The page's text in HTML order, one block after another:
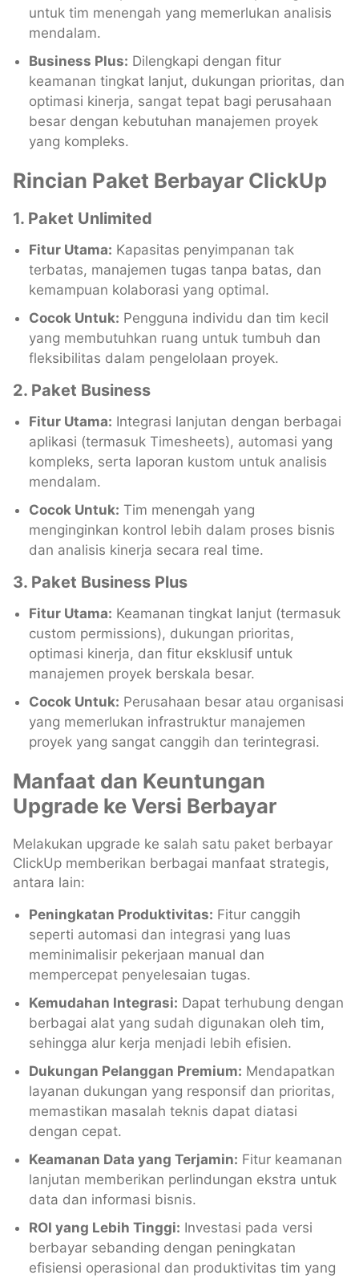
untuk tim menengah yang memerlukan analisis
mendalam.
Business Plus: Dilengkapi dengan fitur
keamanan tingkat lanjut, dukungan prioritas, dan
optimasi kinerja, sangat tepat bagi perusahaan
besar dengan kebutuhan manajemen proyek
yang kompleks.
Rincian Paket Berbayar ClickUp
1. Paket Unlimited
Fitur Utama: Kapasitas penyimpanan tak
terbatas, manajemen tugas tanpa batas, dan
kemampuan kolaborasi yang optimal.
Cocok Untuk: Pengguna individu dan tim kecil
yang membutuhkan ruang untuk tumbuh dan
fleksibilitas dalam pengelolaan proyek.
2. Paket Business
Fitur Utama: Integrasi lanjutan dengan berbagai
aplikasi (termasuk Timesheets), automasi yang
kompleks, serta laporan kustom untuk analisis
mendalam.
Cocok Untuk: Tim menengah yang
menginginkan kontrol lebih dalam proses bisnis
dan analisis kinerja secara real time.
3. Paket Business Plus
Fitur Utama: Keamanan tingkat lanjut (termasuk
custom permissions), dukungan prioritas,
optimasi kinerja, dan fitur eksklusif untuk
manajemen proyek berskala besar.
Cocok Untuk: Perusahaan besar atau organisasi
yang memerlukan infrastruktur manajemen
proyek yang sangat canggih dan terintegrasi.
Manfaat dan Keuntungan
Upgrade ke Versi Berbayar
Melakukan upgrade ke salah satu paket berbayar
ClickUp memberikan berbagai manfaat strategis,
antara lain:
Peningkatan Produktivitas: Fitur canggih
seperti automasi dan integrasi yang luas
meminimalisir pekerjaan manual dan
mempercepat penyelesaian tugas.
Kemudahan Integrasi: Dapat terhubung dengan
berbagai alat yang sudah digunakan oleh tim,
sehingga alur kerja menjadi lebih efisien.
Dukungan Pelanggan Premium: Mendapatkan
layanan dukungan yang responsif dan prioritas,
memastikan masalah teknis dapat diatasi
dengan cepat.
Keamanan Data yang Terjamin: Fitur keamanan
lanjutan memberikan perlindungan ekstra untuk
data dan informasi bisnis.
ROI yang Lebih Tinggi: Investasi pada versi
berbayar sebanding dengan peningkatan
efisiensi operasional dan produktivitas tim yang